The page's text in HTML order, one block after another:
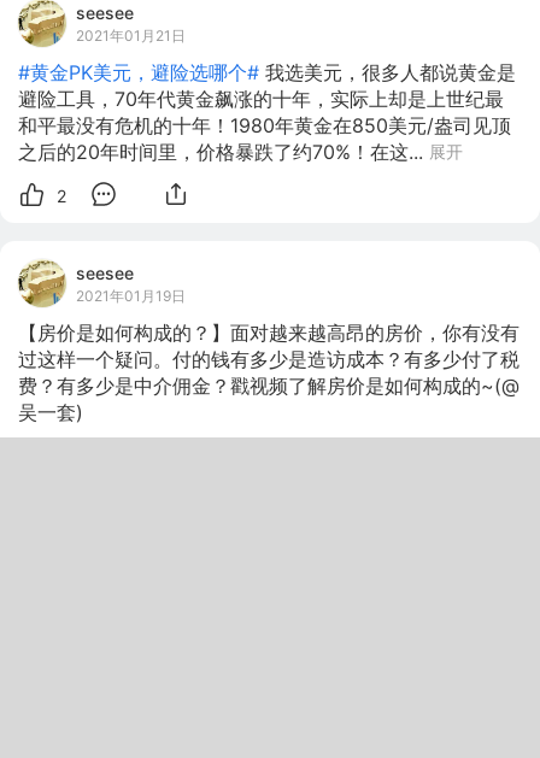
seesee
2021年01月21日
#黄金PK美元，避险选哪个# 我选美元，很多人都说黄金是
避险工具，70年代黄金飙涨的十年，实际上却是上世纪最
和平最没有危机的十年！1980年黄金在850美元/盎司见顶
之后的20年时间里，价格暴跌了约70%！在这... 展开
2
seesee
2021年01月19日
【房价是如何构成的？】面对越来越高昂的房价，你有没有
过这样一个疑问。付的钱有多少是造访成本？有多少付了税
费？有多少是中介佣金？戳视频了解房价是如何构成的~(@
吴一套)